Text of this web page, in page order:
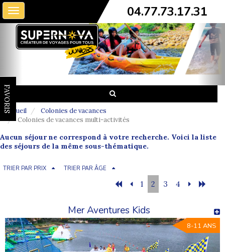
Toggle
navigation
04.77.73.17.31
FAVORIS
Accueil
Colonies de vacances
Colonies de vacances multi-activités
Aucun séjour ne correspond à votre recherche. Voici la liste
des séjours de la même sous-thématique.
TRIER PAR PRIX TRIER PAR ÂGE
1 2 3 4
Mer Aventures Kids
8-11 ANS